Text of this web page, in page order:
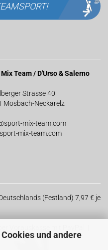
und andere
Team / D'Urso & Salerno
Strasse 40
Mosbach-Neckarelz
mix-team.com
mix-team.com
(Festland) 7,97 € je